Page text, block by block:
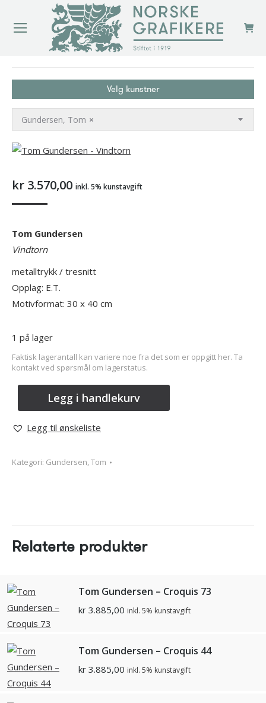
Velg kunstner
×
Gundersen, Tom
kr 3.570,00 inkl. 5% kunstavgift
Tom Gundersen
Vindtorn
metalltrykk / tresnitt
Opplag: E.T.
Motivformat: 30 x 40 cm
1 på lager
Faktisk lagerantall kan variere noe fra det som er oppgitt her. Ta
kontakt ved spørsmål om lagerstatus.
Legg i handlekurv
Legg til ønskeliste
Kategori: Gundersen, Tom
Relaterte produkter
Tom Gundersen – Croquis 73
kr 3.885,00 inkl. 5% kunstavgift
Tom Gundersen – Croquis 44
kr 3.885,00 inkl. 5% kunstavgift